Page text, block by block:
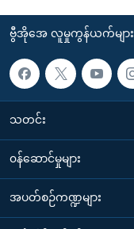
ဗွီအိုအေ လူမှုကွန်ယက်များ
သတင်း
၀န်ဆောင်မှုများ
အပတ်စဉ်ကဏ္ဍများ